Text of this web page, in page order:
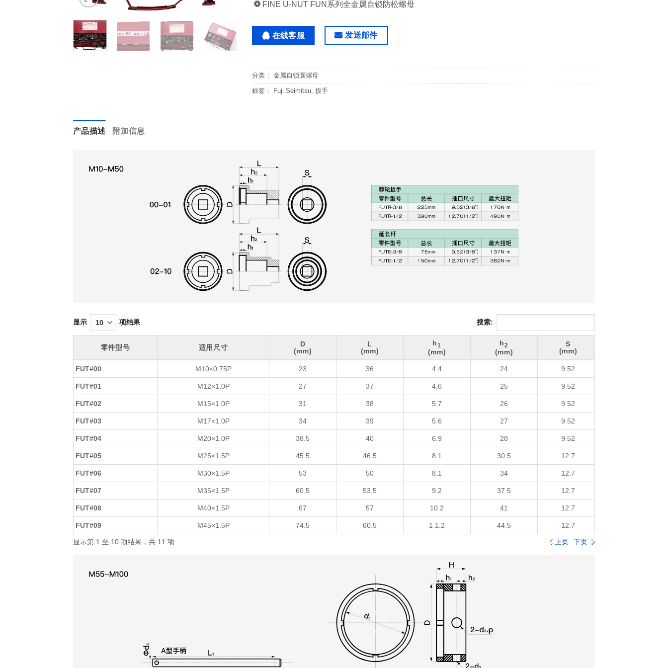
FINE U-NUT FUN系列全金属自锁防松螺母
在线客服 发送邮件
分类： 金属自锁圆螺母
标签： Fuji Seimitsu, 扳手
产品描述 附加信息
显示 项结果 搜索:
零件型号 适用尺寸
D
(mm)
L
(mm)
h1
(mm)
h2
(mm)
S
(mm)
(mm)
(mm)
1
(mm)
2
(mm)
(mm)
FUT#00 M10×0.75P 23 36 4.4 24 9.52
FUT#01 M12×1.0P 27 37 4.6 25 9.52
FUT#02 M15×1.0P 31 38 5.7 26 9.52
FUT#03 M17×1.0P 34 39 5.6 27 9.52
FUT#04 M20×1.0P 38.5 40 6.9 28 9.52
FUT#05 M25×1.5P 45.5 46.5 8.1 30.5 12.7
FUT#06 M30×1.5P 53 50 8.1 34 12.7
FUT#07 M35×1.5P 60.5 53.5 9.2 37.5 12.7
FUT#08 M40×1.5P 67 57 10.2 41 12.7
FUT#09 M45×1.5P 74.5 60.5 1 1.2 44.5 12.7
显示第 1 至 10 项结果，共 11 项 上页 下页